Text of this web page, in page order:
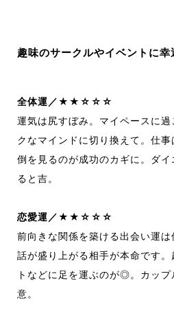
趣味のサークルやイベントに幸
全体運／★★☆☆☆
運気は尻すぼみ。 マイペースに
クなマイン ドに切り換えて。 仕事
倒を見るのが成功のカギに。
ダ
ると吉。
恋愛運／★★☆☆☆
前向きな関係を築ける出会い運は
話が盛り上がる相手が本命です。
ト などに足を運ぶのが◎。 カップ
意。